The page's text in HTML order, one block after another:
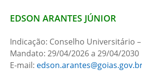
EDSON ARANTES JÚNIOR
Indicação: Conselho Universitário –
Mandato: 29/04/2026 a 29/04/2030
E-mail: